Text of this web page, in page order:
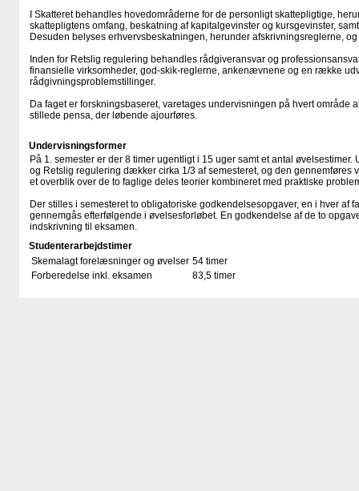
I Skatteret behandles hovedområderne for de personligt skattepligtige,
skattepligtens omfang, beskatning af kapitalgevinster og kursgevinster,
Desuden belyses erhvervsbeskatningen, herunder afskrivningsreglerne,
Inden for Retslig regulering behandles rådgiveransvar og
finansielle virksomheder, god-skik-reglerne, ankenævnene og en række
rådgivningsproblemstillinger.
Da faget er forskningsbaseret, varetages undervisningen på hvert område
stillede pensa, der løbende ajourføres.
Undervisningsformer
På 1. semester er der 8 timer ugentligt i 15 uger samt et antal øvelsestimer.
og Retslig regulering dækker cirka 1/3 af semesteret, og den gennemføres
et overblik over de to faglige deles teorier kombineret med praktiske
Der stilles i semesteret to obligatoriske godkendelsesopgaver, en i hver af
gennemgås efterfølgende i øvelsesforløbet. En godkendelse af de to
indskrivning til eksamen.
Studenterarbejdstimer
Skemalagt forelæsninger og øvelser 54 timer
Forberedelse inkl. eksamen
83,5 timer